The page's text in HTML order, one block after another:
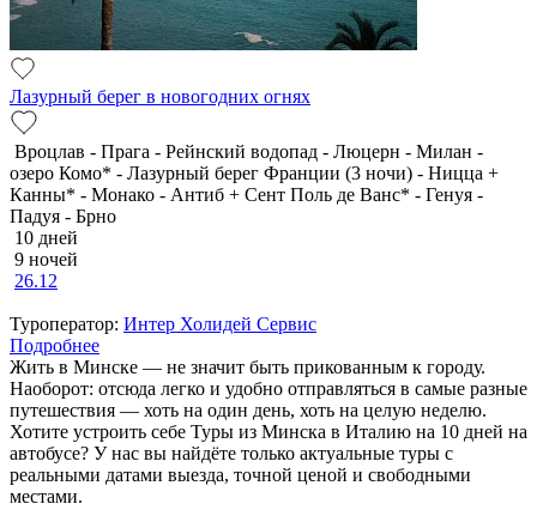
Лазурный берег в новогодних огнях
Вроцлав - Прага - Рейнский водопад - Люцерн - Милан -
озеро Комо* - Лазурный берег Франции (3 ночи) - Ницца +
Канны* - Монако - Антиб + Сент Поль де Ванс* - Генуя -
Падуя - Брно
10 дней
9 ночей
26.12
Туроператор: Интер Холидей Сервис
Подробнее
Жить в Минске — не значит быть прикованным к городу.
Наоборот: отсюда легко и удобно отправляться в самые разные
путешествия — хоть на один день, хоть на целую неделю.
Хотите устроить себе Туры из Минска в Италию на 10 дней на
автобусе? У нас вы найдёте только актуальные туры с
реальными датами выезда, точной ценой и свободными
местами.